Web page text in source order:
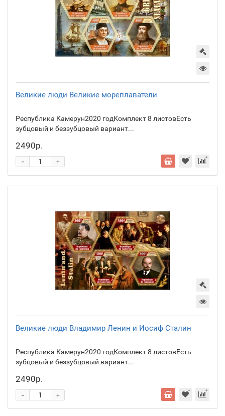
Великие люди Великие мореплаватели
Республика Камерун2020 годКомплект 8 листовЕсть
зубцовый и беззубцовый вариант...
2490р.
+
-
Великие люди Владимир Ленин и Иосиф Сталин
Республика Камерун2020 годКомплект 8 листовЕсть
зубцовый и беззубцовый вариант...
2490р.
+
-